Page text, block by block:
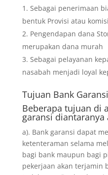
Sebagai penerimaan
bentuk Provisi atau komisi
Pengendapan dana
merupakan dana murah
Sebagai pelayanan
nasabah menjadi loyal
Tujuan Bank Garansi
Beberapa tujuan di
garansi diantaranya
a). Bank garansi dapat
ketenteraman selama
bagi bank maupun bagi
pekerjaan akan terjamin